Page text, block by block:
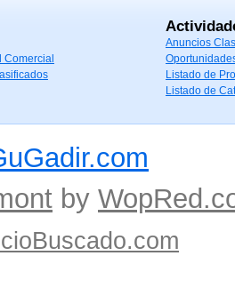
Comercial
Anuncios
Listado de
Listado de
by